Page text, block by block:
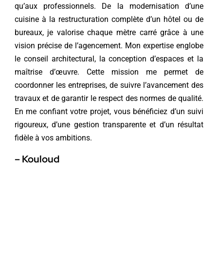
qu’aux professionnels. De la modernisation d’une
cuisine à la restructuration complète d’un hôtel ou de
bureaux, je valorise chaque mètre carré grâce à une
vision précise de l’agencement. Mon expertise englobe
le conseil architectural, la conception d’espaces et la
maîtrise d’œuvre. Cette mission me permet de
coordonner les entreprises, de suivre l’avancement des
travaux et de garantir le respect des normes de qualité.
En me confiant votre projet, vous bénéficiez d’un suivi
rigoureux, d’une gestion transparente et d’un résultat
fidèle à vos ambitions.
– Kouloud